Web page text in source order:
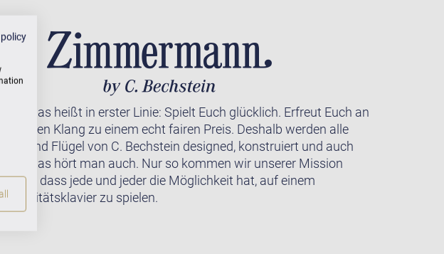
– das heißt in erster Linie: Spielt Euch glücklich. Erfreut Euch an
Klang zu einem echt fairen Preis. Deshalb werden alle
und Flügel von C. Bechstein designed, konstruiert und auch
Und das hört man auch. Nur so kommen wir unserer Mission
dass jede und jeder die Möglichkeit hat, auf einem
Qualitätsklavier zu spielen.